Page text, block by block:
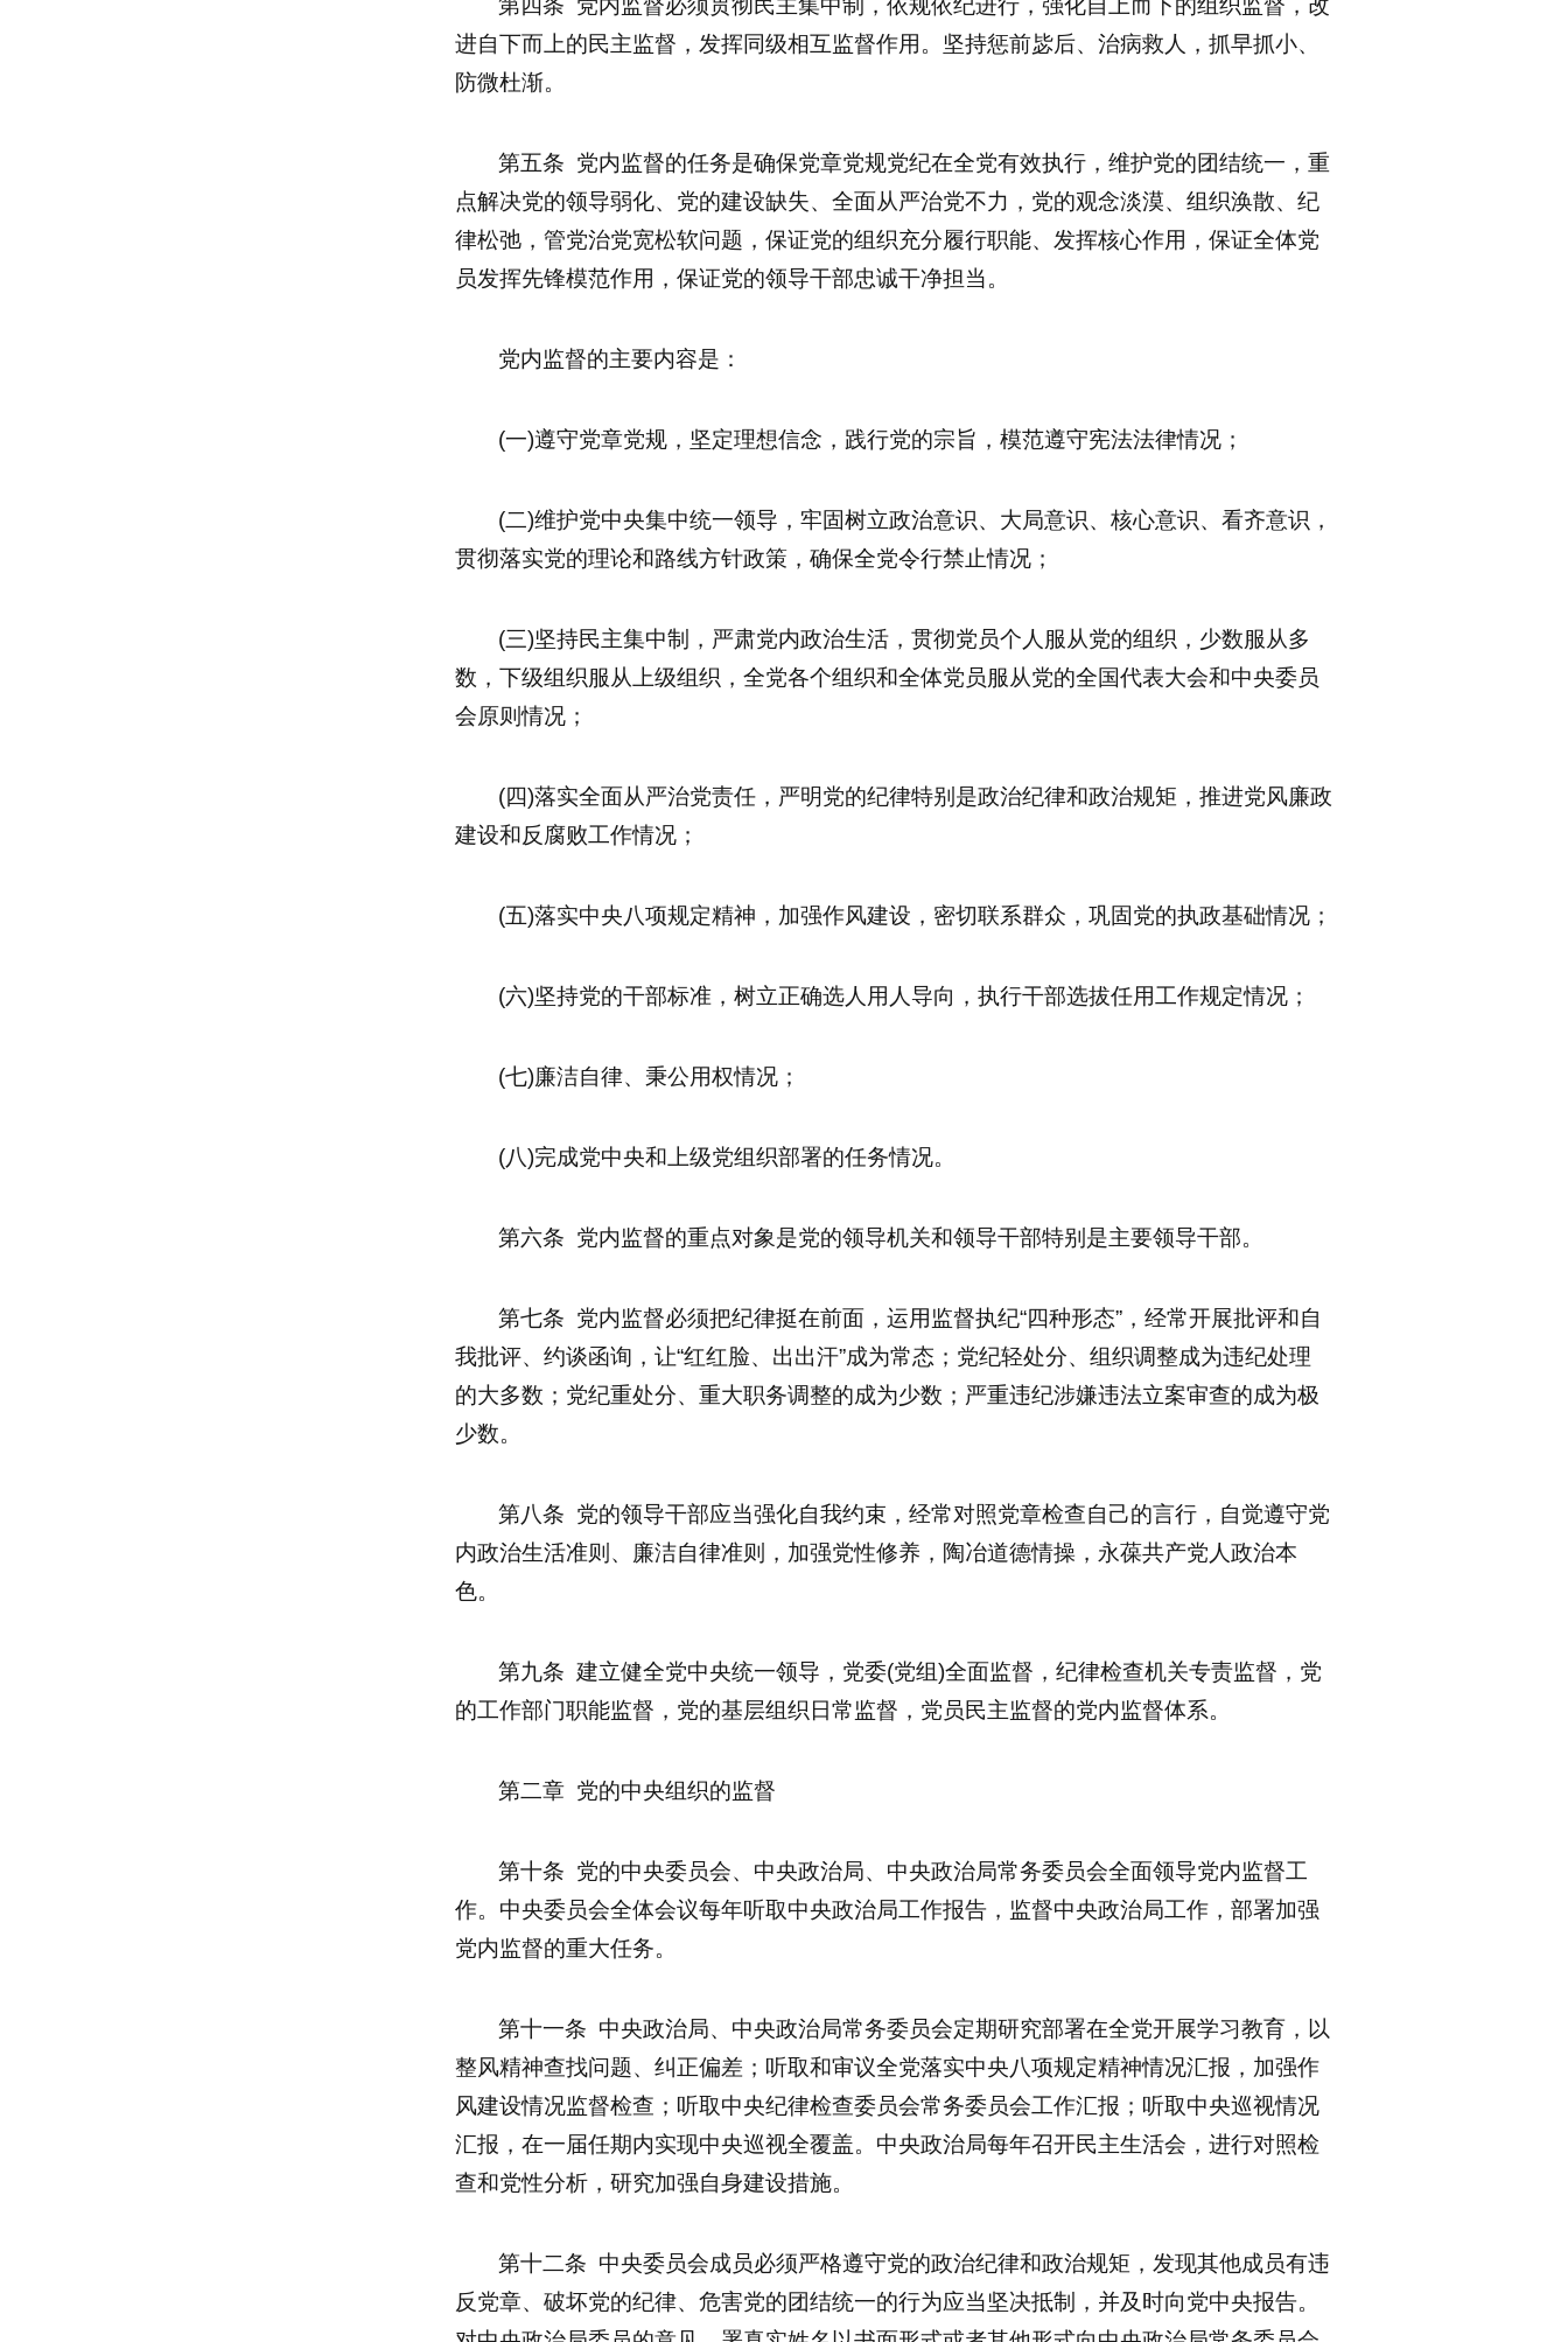
第四条 党内监督必须贯彻民主集中制，依规依纪进行，强化自上而下的组织监督，改
进自下而上的民主监督，发挥同级相互监督作用。坚持惩前毖后、治病救人，抓早抓小、
防微杜渐。
第五条 党内监督的任务是确保党章党规党纪在全党有效执行，维护党的团结统一，重
点解决党的领导弱化、党的建设缺失、全面从严治党不力，党的观念淡漠、组织涣散、纪
律松弛，管党治党宽松软问题，保证党的组织充分履行职能、发挥核心作用，保证全体党
员发挥先锋模范作用，保证党的领导干部忠诚干净担当。
党内监督的主要内容是：
(一)遵守党章党规，坚定理想信念，践行党的宗旨，模范遵守宪法法律情况；
(二)维护党中央集中统一领导，牢固树立政治意识、大局意识、核心意识、看齐意识，
贯彻落实党的理论和路线方针政策，确保全党令行禁止情况；
(三)坚持民主集中制，严肃党内政治生活，贯彻党员个人服从党的组织，少数服从多
数，下级组织服从上级组织，全党各个组织和全体党员服从党的全国代表大会和中央委员
会原则情况；
(四)落实全面从严治党责任，严明党的纪律特别是政治纪律和政治规矩，推进党风廉政
建设和反腐败工作情况；
(五)落实中央八项规定精神，加强作风建设，密切联系群众，巩固党的执政基础情况；
(六)坚持党的干部标准，树立正确选人用人导向，执行干部选拔任用工作规定情况；
(七)廉洁自律、秉公用权情况；
(八)完成党中央和上级党组织部署的任务情况。
第六条 党内监督的重点对象是党的领导机关和领导干部特别是主要领导干部。
第七条 党内监督必须把纪律挺在前面，运用监督执纪“四种形态”，经常开展批评和自
我批评、约谈函询，让“红红脸、出出汗”成为常态；党纪轻处分、组织调整成为违纪处理
的大多数；党纪重处分、重大职务调整的成为少数；严重违纪涉嫌违法立案审查的成为极
少数。
第八条 党的领导干部应当强化自我约束，经常对照党章检查自己的言行，自觉遵守党
内政治生活准则、廉洁自律准则，加强党性修养，陶冶道德情操，永葆共产党人政治本
色。
第九条 建立健全党中央统一领导，党委(党组)全面监督，纪律检查机关专责监督，党
的工作部门职能监督，党的基层组织日常监督，党员民主监督的党内监督体系。
第二章 党的中央组织的监督
第十条 党的中央委员会、中央政治局、中央政治局常务委员会全面领导党内监督工
作。中央委员会全体会议每年听取中央政治局工作报告，监督中央政治局工作，部署加强
党内监督的重大任务。
第十一条 中央政治局、中央政治局常务委员会定期研究部署在全党开展学习教育，以
整风精神查找问题、纠正偏差；听取和审议全党落实中央八项规定精神情况汇报，加强作
风建设情况监督检查；听取中央纪律检查委员会常务委员会工作汇报；听取中央巡视情况
汇报，在一届任期内实现中央巡视全覆盖。中央政治局每年召开民主生活会，进行对照检
查和党性分析，研究加强自身建设措施。
第十二条 中央委员会成员必须严格遵守党的政治纪律和政治规矩，发现其他成员有违
反党章、破坏党的纪律、危害党的团结统一的行为应当坚决抵制，并及时向党中央报告。